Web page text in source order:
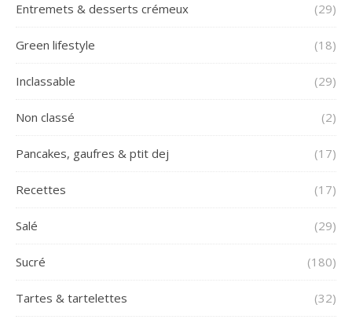
Entremets & desserts crémeux (29)
Green lifestyle (18)
Inclassable (29)
Non classé (2)
Pancakes, gaufres & ptit dej (17)
Recettes (17)
Salé (29)
Sucré (180)
Tartes & tartelettes (32)